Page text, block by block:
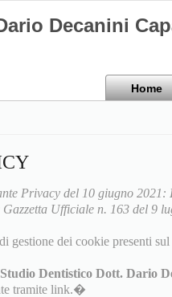
Decanini
Home
Privacy del 10 giugno 2021:
Ufficiale n. 163 del 9
gestione dei cookie presenti
Studio Dentistico Dott. Dario
tramite link.�